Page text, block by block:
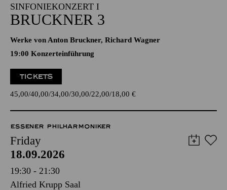
SINFONIEKONZERT I
BRUCKNER 3
Werke von Anton Bruckner, Richard Wagner
19:00 Konzerteinführung
TICKETS
45,00 40,00 34,00 30,00 22,00 18,00 €
ESSENER PHILHARMONIKER
Friday
18.09.2026
19:30 - 21:30
Alfried Krupp Saal